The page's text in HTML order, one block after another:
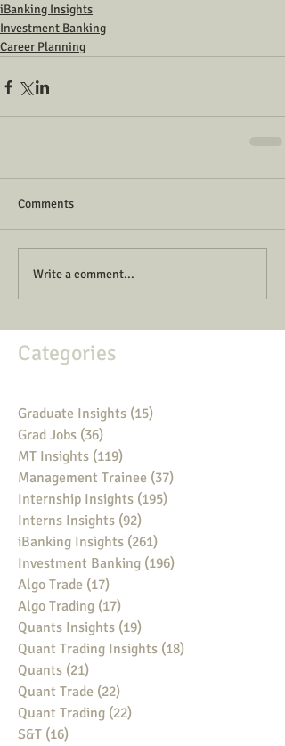
iBanking Insights
Investment Banking
Career Planning
Comments
Write a comment...
Categories
Graduate Insights (15)
Grad Jobs (36)
MT Insights (119)
Management Trainee (37)
Internship Insights (195)
Interns Insights (92)
iBanking Insights (261)
Investment Banking (196)
Algo Trade (17)
Algo Trading (17)
Quants Insights (19)
Quant Trading Insights (18)
Quants (21)
Quant Trade (22)
Quant Trading (22)
S&T (16)